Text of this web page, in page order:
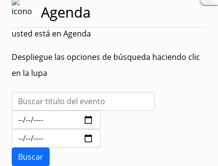
Agenda
usted está en Agenda
Despliegue las opciones de búsqueda haciendo clic
en la lupa